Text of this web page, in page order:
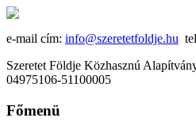
e-mail cím: info@szeretetfoldje.hu
Szeretet Földje Közhasznú
04975106-51100005
Főmenü